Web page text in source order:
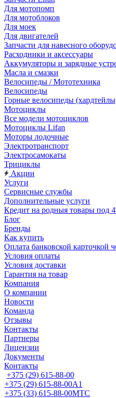
Для мотопомп
Для мотоблоков
Для моек
Для двигателей
Запчасти для навесного
Расходники и аксессуары
Аккумуляторы и зарядные
Масла и смазки
Велосипеды / Мототехника
Велосипеды
Горные велосипеды
Мотоциклы
Все модели мотоциклов
Мотоциклы Lifan
Моторы лодочные
Электротранспорт
Электросамокаты
Трициклы
Акции
Услуги
Сервисные службы
Дополнительные услуги
Кредит на родныя товары под
Блог
Бренды
Как купить
Оплата банковской карточкой
Условия оплаты
Условия доставки
Гарантия на товар
Компания
О компании
Новости
Команда
Отзывы
Контакты
Партнеры
Лицензии
Документы
Контакты
+375 (29) 615-88-00
+375 (29) 615-88-00A1
+375 (33) 615-88-00МТС